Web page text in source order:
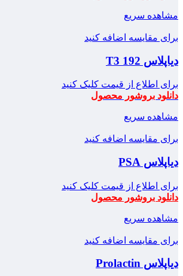
مشاهده سریع
برای مقایسه اضافه کنید
دیاپلاس T3 192
برای اطلاع از قیمت کلیک کنید
دانلود بروشور محصول
مشاهده سریع
برای مقایسه اضافه کنید
دیاپلاس PSA
برای اطلاع از قیمت کلیک کنید
دانلود بروشور محصول
مشاهده سریع
برای مقایسه اضافه کنید
دیاپلاس Prolactin